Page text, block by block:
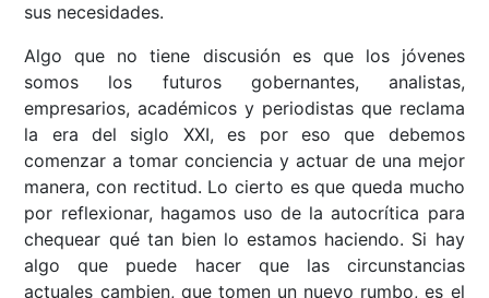
sus necesidades.
Algo que no tiene discusión es que los jóvenes
somos los futuros gobernantes, analistas,
empresarios, académicos y periodistas que reclama
la era del siglo XXI, es por eso que debemos
comenzar a tomar conciencia y actuar de una mejor
manera, con rectitud. Lo cierto es que queda mucho
por reflexionar, hagamos uso de la autocrítica para
chequear qué tan bien lo estamos haciendo. Si hay
algo que puede hacer que las circunstancias
actuales cambien, que tomen un nuevo rumbo, es el